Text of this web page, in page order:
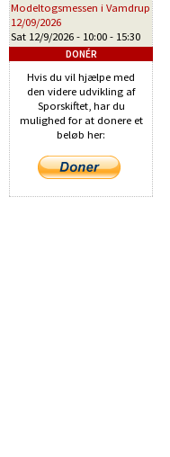
Modeltogsmessen i Vamdrup
12/09/2026
Sat 12/9/2026 - 10:00 - 15:30
DONÉR
Hvis du vil hjælpe med
den videre udvikling af
Sporskiftet, har du
mulighed for at donere et
beløb her: